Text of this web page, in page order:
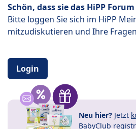
Schön, dass sie das HiPP
Bitte loggen Sie sich im HiPP
mitzudiskutieren und Ihre
Login
Neu hier? Jetzt
BabyClub